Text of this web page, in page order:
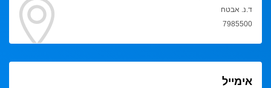
ד.נ. אבטח
7985500
אימייל